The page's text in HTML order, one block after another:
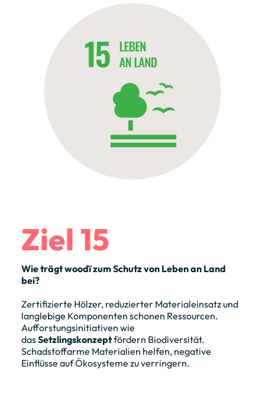
Ziel 15
Wie trägt woodï zum Schutz von Leben an Land
bei?
Zertifizierte Hölzer, reduzierter Materialeinsatz und
langlebige Komponenten schonen Ressourcen.
Aufforstungsinitiativen wie
dasSetzlingskonzeptfördern Biodiversität.
Schadstoffarme Materialien helfen, negative
Einflüsse auf Ökosysteme zu verringern.